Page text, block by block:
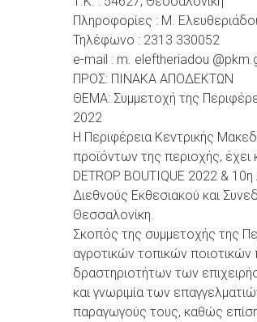
Πληροφορίες : Μ.
Τηλέφωνο : 2313 330052
e-mail : m. eleftheriadou
ΠΡΟΣ: ΠΙΝΑΚΑ ΑΠΟΔΕΚΤΩΝ
ΘΕΜΑ: Συμμετοχή της
2022
Η Περιφέρεια Κεντρικής
προϊόντων της περιοχής, έχει
DETROP BOUTIQUE 2022 &
Διεθνούς Εκθεσιακού και
Θεσσαλονίκη.
Σκοπός της συμμετοχής της
αγροτικών τοπικών
δραστηριοτήτων των
και γνωριμία των
παραγωγούς τους, καθώς